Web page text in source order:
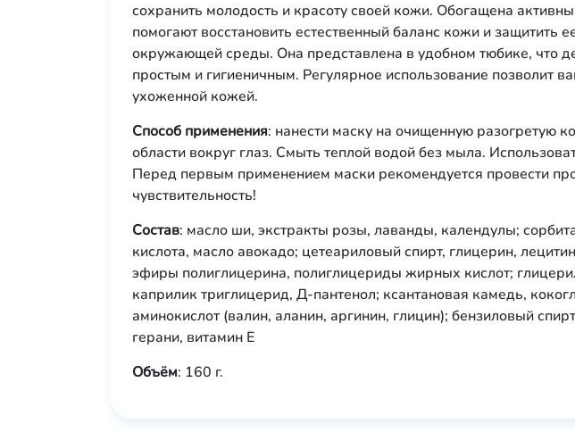
сохранить молодость и красоту своей кожи. Обогащена
помогают восстановить естественный баланс кожи и защитить
окружающей среды. Она представлена в удобном тюбике, что
простым и гигиеничным. Регулярное использование позволит
ухоженной кожей.
Способ применения: нанести маску на очищенную разогретую
области вокруг глаз. Смыть теплой водой без мыла.
Перед первым применением маски рекомендуется провести
чувствительность!
Состав: масло ши, экстракты розы, лаванды, календулы;
кислота, масло авокадо; цетеариловый спирт, глицерин,
эфиры полиглицерина, полиглицериды жирных кислот;
каприлик триглицерид, Д-пантенол; ксантановая камедь,
аминокислот (валин, аланин, аргинин, глицин); бензиловый
герани, витамин Е
Объём: 160 г.